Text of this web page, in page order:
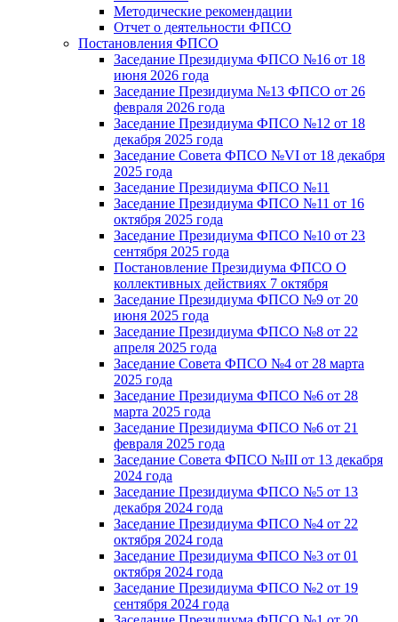
Методические рекомендации
Отчет о деятельности ФПСО
Постановления ФПСО
Заседание Президиума ФПСО №16 от 18
июня 2026 года
Заседание Президиума №13 ФПСО от 26
февраля 2026 года
Заседание Президиума ФПСО №12 от 18
декабря 2025 года
Заседание Совета ФПСО №VI от 18 декабря
2025 года
Заседание Президиума ФПСО №11
Заседание Президиума ФПСО №11 от 16
октября 2025 года
Заседание Президиума ФПСО №10 от 23
сентября 2025 года
Постановление Президиума ФПСО О
коллективных действиях 7 октября
Заседание Президиума ФПСО №9 от 20
июня 2025 года
Заседание Президиума ФПСО №8 от 22
апреля 2025 года
Заседание Совета ФПСО №4 от 28 марта
2025 года
Заседание Президиума ФПСО №6 от 28
марта 2025 года
Заседание Президиума ФПСО №6 от 21
февраля 2025 года
Заседание Совета ФПСО №III от 13 декабря
2024 года
Заседание Президиума ФПСО №5 от 13
декабря 2024 года
Заседание Президиума ФПСО №4 от 22
октября 2024 года
Заседание Президиума ФПСО №3 от 01
октября 2024 года
Заседание Президиума ФПСО №2 от 19
сентября 2024 года